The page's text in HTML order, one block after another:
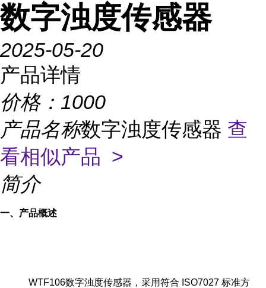
数字浊度传感器
2025-05-20
产品详情
价格： 1000
产品名称数字浊度传感器 查
看相似产品 >
简介
一、产品概述
WTF106数字浊度传感器，采用符合 ISO7027 标准方